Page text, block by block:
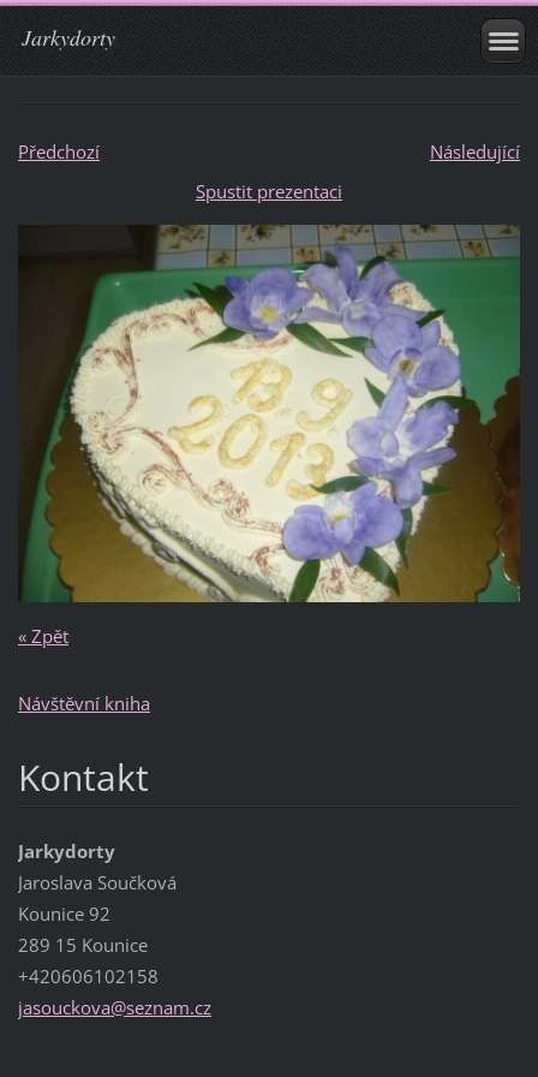
Jarkydorty
Předchozí
Následující
Spustit prezentaci
« Zpět
Návštěvní kniha
Kontakt
Jarkydorty
Jaroslava Součková
Kounice 92
289 15 Kounice
+420606102158
jasouckova@seznam.cz